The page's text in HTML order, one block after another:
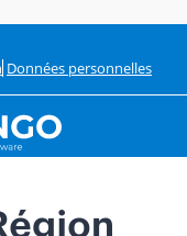
Données personnelles